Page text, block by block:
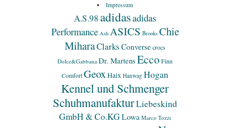
Impressum
A.S.98adidasadidas
Performance Ash ASICS Brooks Chie
MiharaClarks Conversecrocs
Dolce&Gabbana Dr. MartensEccoFinn
ComfortGeoxHaix Hanwag Hogan
Kennel und Schmenger
SchuhmanufakturLiebeskind
GmbH & Co.KG Lowa Marco Tozzi